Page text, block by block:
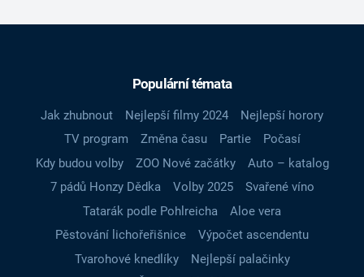
Populární témata
Jak zhubnout Nejlepší filmy 2024
Nejlepší horory
TV program
Změna času Partie
Počasí
Kdy budou volby
ZOO Nové začátky
Auto – katalog
7 pádů Honzy Dědka
Volby 2025
Svařené víno
Tatarák podle Pohlreicha
Aloe vera
Pěstování lichořeřišnice
Výpočet ascendentu
Tvarohové knedlíky
Nejlepší palačinky